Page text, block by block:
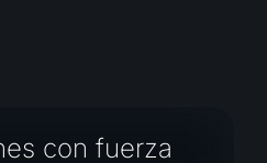
con fuerza